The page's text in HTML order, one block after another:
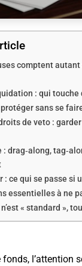
comptent autant
: qui touche
sans se
de veto :
drag‑along,
: ce qui se passe si
essentielles à ne
« standard »,
fonds, l’attention